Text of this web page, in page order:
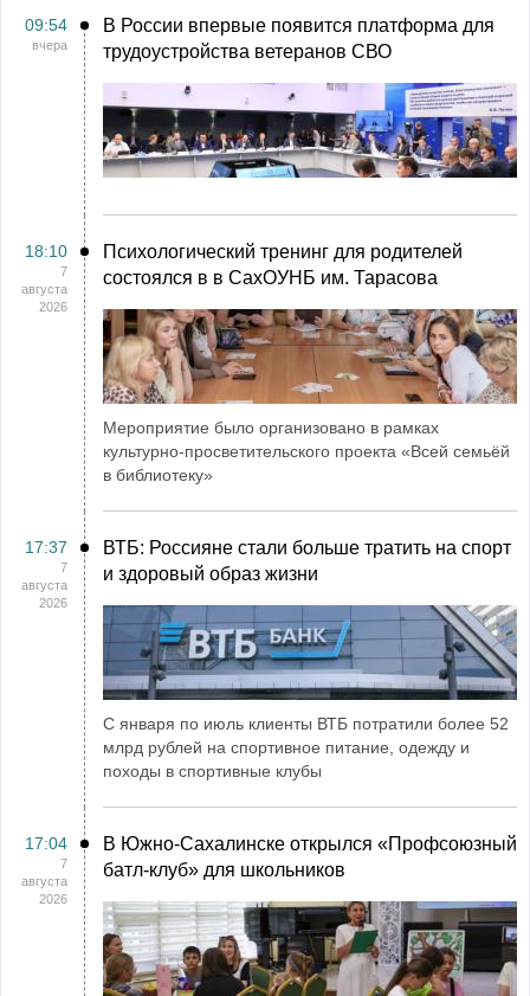
09:54
вчера
В России впервые появится платформа для
трудоустройства ветеранов СВО
18:10
7
августа
2026
Психологический тренинг для родителей
состоялся в в СахОУНБ им. Тарасова
Мероприятие было организовано в рамках
культурно-просветительского проекта «Всей семьёй
в библиотеку»
17:37
7
августа
2026
ВТБ: Россияне стали больше тратить на спорт
и здоровый образ жизни
С января по июль клиенты ВТБ потратили более 52
млрд рублей на спортивное питание, одежду и
походы в спортивные клубы
17:04
7
августа
2026
В Южно-Сахалинске открылся «Профсоюзный
батл-клуб» для школьников